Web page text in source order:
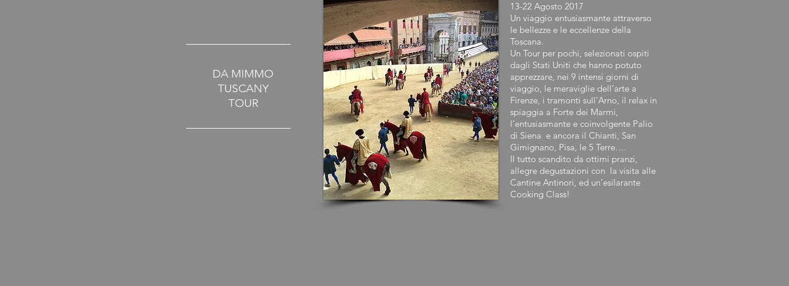
13-22 Agosto 2017
Un viaggio entusiasmante attraverso
le bellezze e le eccellenze della
Toscana.
Un Tour per pochi, selezionati ospiti
dagli Stati Uniti che hanno potuto
apprezzare, nei 9 intensi giorni di
viaggio, le meraviglie dell’arte a
Firenze, i tramonti sull’Arno, il relax in
spiaggia a Forte dei Marmi,
l’entusiasmante e coinvolgente Palio
di Siena e ancora il Chianti, San
Gimignano, Pisa, le 5 Terre….
Il tutto scandito da ottimi pranzi,
allegre degustazioni con la visita alle
Cantine Antinori, ed un’esilarante
Cooking Class!
DA MIMMO
TUSCANY
TOUR